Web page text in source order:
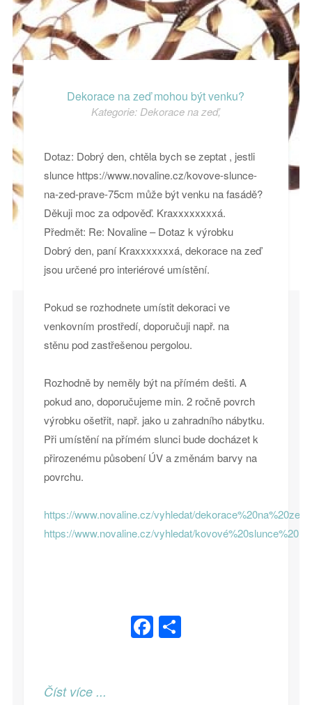
Dekorace na zeď mohou být venku?
Kategorie: Dekorace na zeď,
Dotaz: Dobrý den, chtěla bych se zeptat , jestli
slunce https://www.novaline.cz/kovove-slunce-
na-zed-prave-75cm může být venku na fasádě?
Děkuji moc za odpověď. Kraxxxxxxxxá.
Předmět: Re: Novaline – Dotaz k výrobku
Dobrý den, paní Kraxxxxxxxá, dekorace na zeď
jsou určené pro interiérové umístění.
Pokud se rozhodnete umístit dekoraci ve
venkovním prostředí, doporučuji např. na
stěnu pod zastřešenou pergolou.
Rozhodně by neměly být na přímém dešti. A
pokud ano, doporučujeme min. 2 ročně povrch
výrobku ošetřit, např. jako u zahradního nábytku.
Při umístění na přímém slunci bude docházet k
přirozenému působení ÚV a změnám barvy na
povrchu.
https://www.novaline.cz/vyhledat/dekorace%20na%20zeď
https://www.novaline.cz/vyhledat/
Facebook
Share
Číst více ...